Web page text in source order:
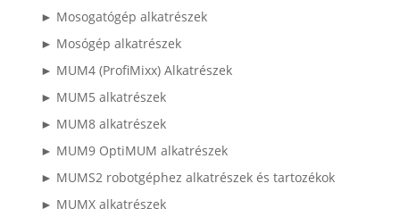
► Mosogatógép alkatrészek
► Mosógép alkatrészek
► MUM4 (ProfiMixx) Alkatrészek
► MUM5 alkatrészek
► MUM8 alkatrészek
► MUM9 OptiMUM alkatrészek
► MUMS2 robotgéphez alkatrészek és tartozékok
► MUMX alkatrészek